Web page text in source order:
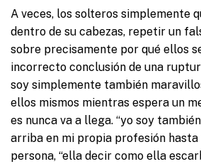
A veces, los solteros simplemente
dentro de su cabezas, repetir un
sobre precisamente por qué ellos
incorrecto conclusión de una
soy simplemente también
ellos mismos mientras espera un
es nunca va a llega. “yo soy
arriba en mi propia profesión
persona, “ella decir como ella